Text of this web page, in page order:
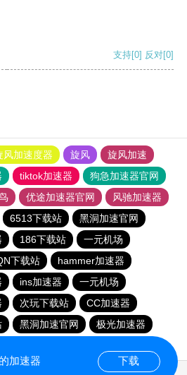
支持[0] 反对[0]
风加速度器 旋风
旋风加速
tiktok加速器
狗急加速器官网
优途加速器官网
风驰加速器
6513下载站
黑洞加速官网
186下载站
一元机场
下载站
hammer加速器
ins加速器
一元机场
次玩下载站
CC加速器
黑洞加速官网
极光加速器
加速器 下载